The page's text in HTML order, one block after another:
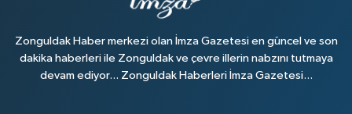
Zonguldak Haber merkezi olan İmza Gazetesi en güncel ve son
dakika haberleri ile Zonguldak ve çevre illerin nabzını tutmaya
devam ediyor... Zonguldak Haberleri İmza Gazetesi...